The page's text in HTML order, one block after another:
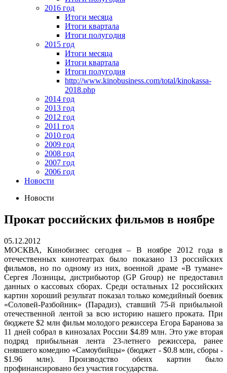
2016 год
Итоги месяца
Итоги квартала
Итоги полугодия
2015 год
Итоги месяца
Итоги квартала
Итоги полугодия
http://www.kinobusiness.com/total/kinokassa-
2018.php
2014 год
2013 год
2012 год
2011 год
2010 год
2009 год
2008 год
2007 год
2006 год
Новости
Новости
Прокат российских фильмов в ноябре
05.12.2012
МОСКВА, Кинобизнес сегодня – В ноябре 2012 года в
отечественных кинотеатрах было показано 13 российских
фильмов, но по одному из них, военной драме «В тумане»
Сергея Лозницы, дистрибьютор (GP Group) не предоставил
данных о кассовых сборах. Среди остальных 12 российских
картин хороший результат показал только комедийный боевик
«Соловей-Разбойник» (Парадиз), ставший 75-й прибыльной
отечественной лентой за всю историю нашего проката. При
бюджете $2 млн фильм молодого режиссера Егора Баранова за
11 дней собрал в кинозалах России $4.89 млн. Это уже вторая
подряд прибыльная лента 23-летнего режиссера, ранее
снявшего комедию «Самоубийцы» (бюджет - $0.8 млн, сборы -
$1.96 млн). Производство обеих картин было
профинансировано без участия государства.